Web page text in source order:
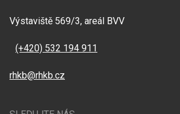
Výstaviště 569/3, areál BVV
(+420) 532 194 911
rhkb@rhkb.cz